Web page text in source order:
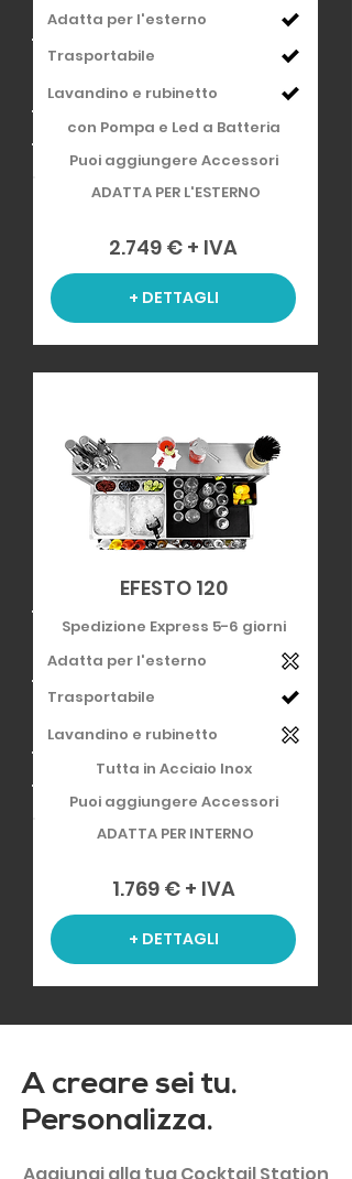
Adatta per l'esterno
Trasportabile
Lavandino e rubinetto
con Pompa e Led a Batteria
Puoi aggiungere Accessori
ADATTA PER L'ESTERNO
2.749 € + IVA
+ DETTAGLI
EFESTO 120
Adatta per l'esterno
Trasportabile
Spedizione Express 5-6 giorni
Lavandino e rubinetto
Tutta in Acciaio Inox
Puoi aggiungere Accessori
ADATTA PER INTERNO
1.769 € + IVA
+ DETTAGLI
A creare sei tu.
Personalizza.